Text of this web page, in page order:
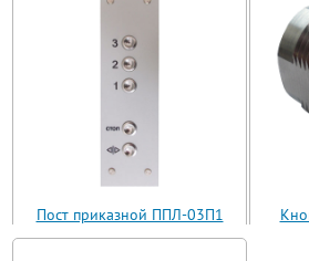
Пост приказной ППЛ-03П1
(ППЛ11-03)